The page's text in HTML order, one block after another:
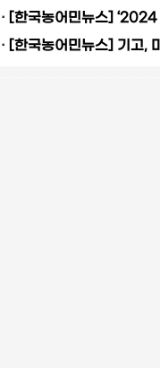
· [한국농어민뉴스] ‘2024
· [한국농어민뉴스] 기고,